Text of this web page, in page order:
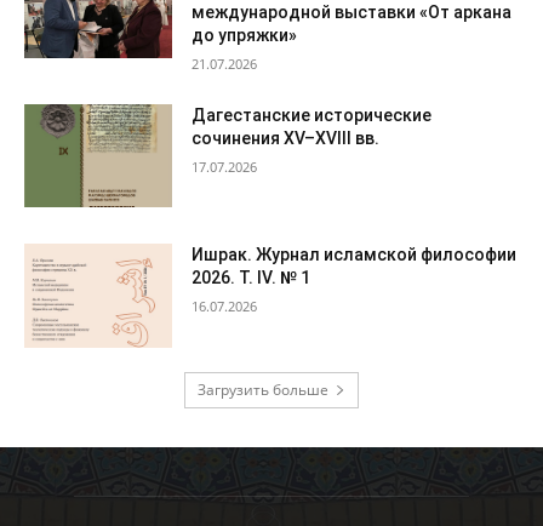
международной выставки «От аркана
до упряжки»
21.07.2026
Дагестанские исторические
сочинения XV–XVIII вв.
17.07.2026
Ишрак. Журнал исламской философии
2026. Т. IV. № 1
16.07.2026
Загрузить больше